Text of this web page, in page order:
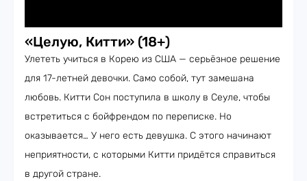
«Целую, Китти» (18+)
Улететь учиться в Корею из США — серьёзное решение
для 17-летней девочки. Само собой, тут замешана
любовь. Китти Сон поступила в школу в Сеуле, чтобы
встретиться с бойфрендом по переписке. Но
оказывается… У него есть девушка. С этого начинают
неприятности, с которыми Китти придётся справиться
в другой стране.